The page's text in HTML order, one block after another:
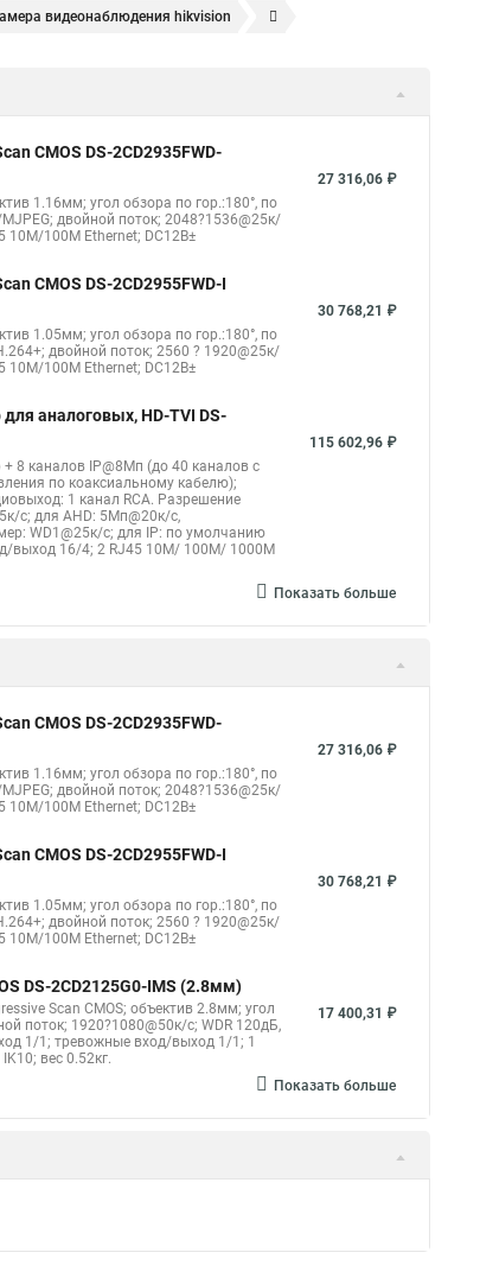
видеонаблюдения hikvision
Poe камера
Видеокамера hikvision hiwatch
камера Hikvision ip camera
CMOS DS-2CD2935FWD-
1.16мм; угол обзора по гор.:180°, по
двойной поток; 2048?1536@25к/
10M/100M Ethernet; DC12В±
27 316,06 ₽
CMOS DS-2CD2955FWD-I
1.05мм; угол обзора по гор.:180°, по
двойной поток; 2560 ? 1920@25к/
10M/100M Ethernet; DC12В±
30 768,21 ₽
аналоговых, HD-TVI DS-
+ 8 каналов IP@8Мп (до 40 каналов с
по коаксиальному кабелю);
1 канал RCA. Разрешение
с; для AHD: 5Мп@20к/с,
WD1@25к/с; для IP: по умолчанию
выход 16/4; 2 RJ45 10M/ 100M/ 1000М
115 602,96 ₽
Показать больше
CMOS DS-2CD2935FWD-
1.16мм; угол обзора по гор.:180°, по
двойной поток; 2048?1536@25к/
10M/100M Ethernet; DC12В±
27 316,06 ₽
CMOS DS-2CD2955FWD-I
1.05мм; угол обзора по гор.:180°, по
двойной поток; 2560 ? 1920@25к/
10M/100M Ethernet; DC12В±
30 768,21 ₽
DS-2CD2125G0-IMS (2.8мм)
Scan CMOS; объектив 2.8мм; угол
поток; 1920?1080@50к/с; WDR 120дБ,
1/1; тревожные вход/выход 1/1; 1
вес 0.52кг.
17 400,31 ₽
Показать больше